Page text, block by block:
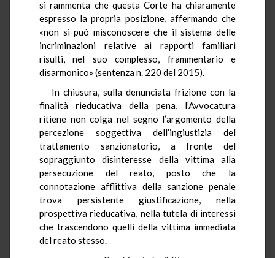
si rammenta che questa Corte ha chiaramente
espresso la propria posizione, affermando che
«non si può misconoscere che il sistema delle
incriminazioni relative ai rapporti familiari
risulti, nel suo complesso, frammentario e
disarmonico» (sentenza n. 220 del 2015).
In chiusura, sulla denunciata frizione con la
finalità rieducativa della pena, l’Avvocatura
ritiene non colga nel segno l’argomento della
percezione soggettiva dell’ingiustizia del
trattamento sanzionatorio, a fronte del
sopraggiunto disinteresse della vittima alla
persecuzione del reato, posto che la
connotazione afflittiva della sanzione penale
trova persistente giustificazione, nella
prospettiva rieducativa, nella tutela di interessi
che trascendono quelli della vittima immediata
del reato stesso.